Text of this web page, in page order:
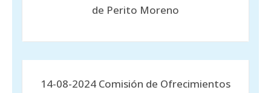
de Perito Moreno
14-08-2024 Comisión de Ofrecimientos